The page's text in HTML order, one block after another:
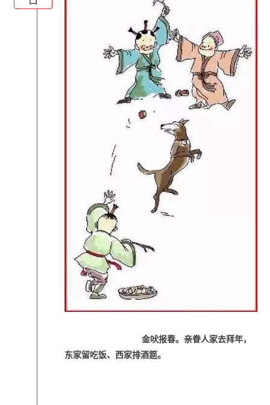
金吠报春。亲眷人家去拜年，
东家留吃饭、西家排酒筵。